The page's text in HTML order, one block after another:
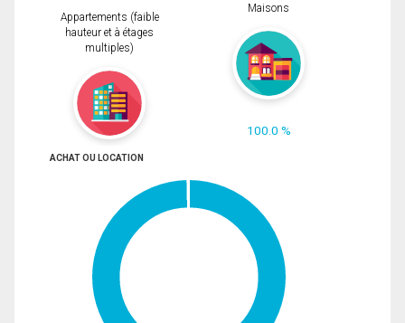
Appartements (faible
hauteur et à étages
multiples)
Maisons
100.0 %
ACHAT OU LOCATION